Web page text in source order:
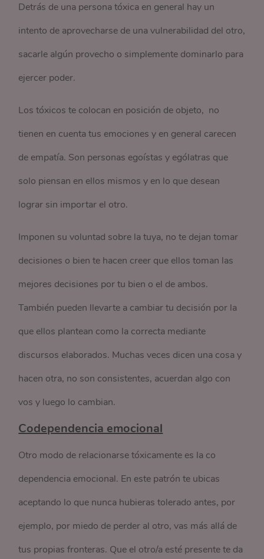
Detrás de una persona tóxica en general hay un
intento de aprovecharse de una vulnerabilidad del otro,
sacarle algún provecho o simplemente dominarlo para
ejercer poder.
Los tóxicos te colocan en posición de objeto, no
tienen en cuenta tus emociones y en general carecen
de empatía. Son personas egoístas y ególatras que
solo piensan en ellos mismos y en lo que desean
lograr sin importar el otro.
Imponen su voluntad sobre la tuya, no te dejan tomar
decisiones o bien te hacen creer que ellos toman las
mejores decisiones por tu bien o el de ambos.
También pueden llevarte a cambiar tu decisión por la
que ellos plantean como la correcta mediante
discursos elaborados. Muchas veces dicen una cosa y
hacen otra, no son consistentes, acuerdan algo con
vos y luego lo cambian.
Codependencia emocional
Otro modo de relacionarse tóxicamente es la co
dependencia emocional. En este patrón te ubicas
aceptando lo que nunca hubieras tolerado antes, por
ejemplo, por miedo de perder al otro, vas más allá de
tus propias fronteras. Que el otro/a esté presente te da